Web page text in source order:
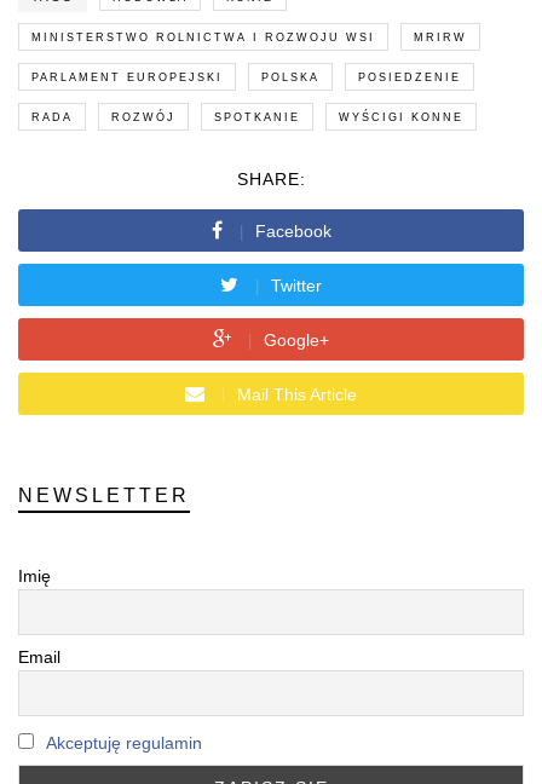
MINISTERSTWO ROLNICTWA I ROZWOJU WSI MRIRW
PARLAMENT EUROPEJSKI POLSKA POSIEDZENIE
RADA ROZWÓJ SPOTKANIE WYŚCIGI KONNE
SHARE:
Facebook
Twitter
Google+
Mail This Article
NEWSLETTER
Imię
Email
Akceptuję regulamin